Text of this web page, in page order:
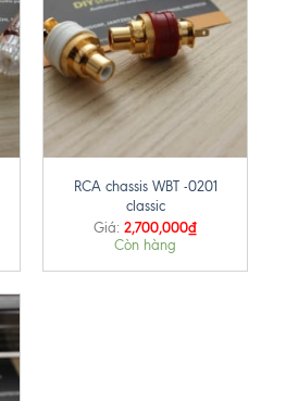
RCA chassis WBT -0201
classic
Giá: 2,700,000₫
Còn hàng